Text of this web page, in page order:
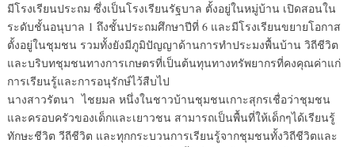
มีโรงเรียนประถม ซึ่งเป็นโรงเรียนรัฐบาล ตั้งอยู่ในหมู่บ้าน เปิดสอนใน
ระดับชั้นอนุบาล 1 ถึงชั้นประถมศึกษาปีที่ 6 และมีโรงเรียนขยายโอกาส
ตั้งอยู่ในชุมชน รวมทั้งยังมีภูมิปัญญาด้านการทำประมงพื้นบ้าน วิถีชีวิต
และบริบทชุมชนทางการเกษตรที่เป็นต้นทุนทางทรัพยากรที่คงคุณค่าแก่
การเรียนรู้และการอนุรักษ์ไว้สืบไป
นางสาวรัตนา ไชยมล หนึ่งในชาวบ้านชุมชนเกาะสุกรเชื่อว่าชุมชน
และครอบครัวของเด็กและเยาวชน สามารถเป็นพื้นที่ให้เด็กๆได้เรียนรู้
ทักษะชีวิต วีถีชีวิต และทุกกระบวนการเรียนรู้จากชุมชนทั้งวิถีชีวิตและ